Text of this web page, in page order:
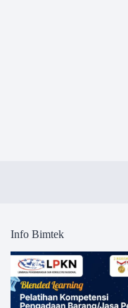
Info Bimtek